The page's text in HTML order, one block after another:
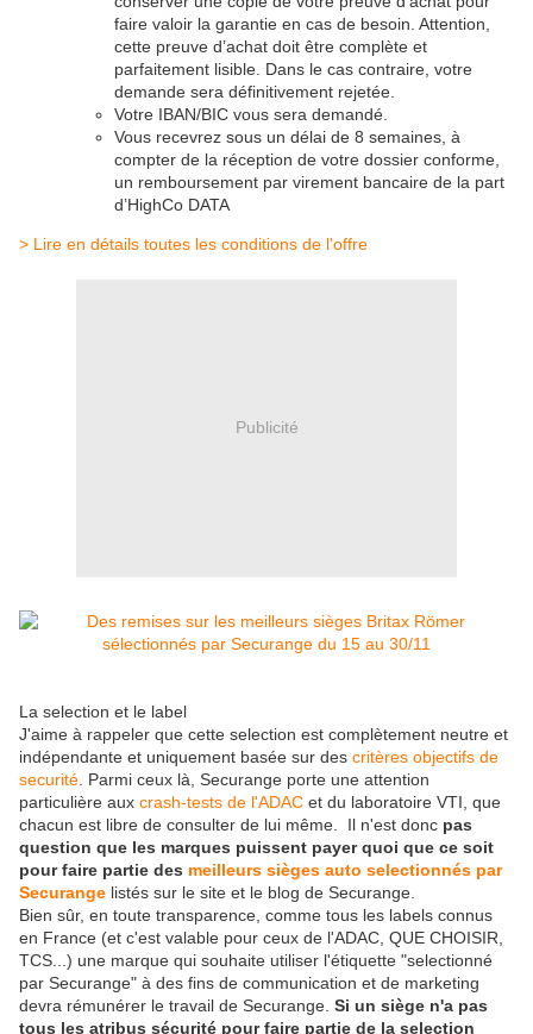
faire valoir la garantie en cas de besoin. Attention,
cette preuve d’achat doit être complète et
parfaitement lisible. Dans le cas contraire, votre
demande sera définitivement rejetée.
Votre IBAN/BIC vous sera demandé.
Vous recevrez sous un délai de 8 semaines, à
compter de la réception de votre dossier conforme,
un remboursement par virement bancaire de la part
d’HighCo DATA
> Lire en détails toutes les conditions de l'offre
Publicité
La selection et le label
J'aime à rappeler que cette selection est complètement neutre et
indépendante et uniquement basée sur des critères objectifs de
securité . Parmi ceux là, Securange porte une attention
particulière aux crash-tests de l'ADAC et du laboratoire VTI, que
chacun est libre de consulter de lui même. Il n'est donc pas
question que les marques puissent payer quoi que ce soit
pour faire partie des meilleurs sièges auto selectionnés par
Securange listés sur le site et le blog de Securange.
Bien sûr, en toute transparence, comme tous les labels connus
en France (et c'est valable pour ceux de l'ADAC, QUE CHOISIR,
TCS...) une marque qui souhaite utiliser l'étiquette "selectionné
par Securange" à des fins de communication et de marketing
devra rémunérer le travail de Securange. Si un siège n'a pas
tous les atribus sécurité pour faire partie de la selection